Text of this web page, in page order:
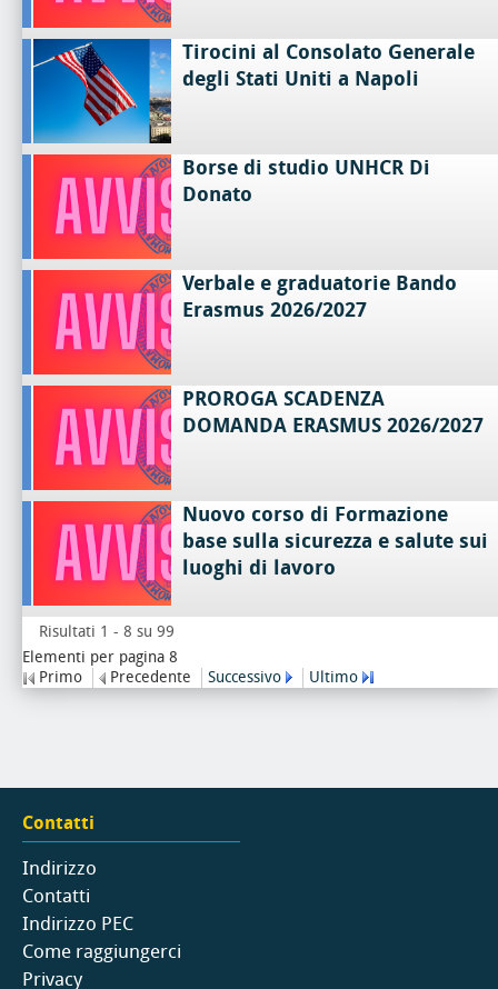
Tirocini al Consolato Generale
degli Stati Uniti a Napoli
Borse di studio UNHCR Di
Donato
Verbale e graduatorie Bando
Erasmus 2026/2027
PROROGA SCADENZA
DOMANDA ERASMUS 2026/2027
Nuovo corso di Formazione
base sulla sicurezza e salute sui
luoghi di lavoro
Risultati 1 - 8 su 99
Elementi per pagina 8
Primo
Precedente Successivo Ultimo
Contatti
Indirizzo
Contatti
Indirizzo PEC
Come raggiungerci
Privacy